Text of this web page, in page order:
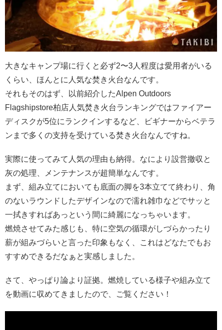
大きなキャンプ場に行くと必ず2〜3人程度は愛用者がいる
くらい、ほんとに人気な焚き火台なんです。
それもそのはず、以前紹介したAlpen Outdoors
Flagshipstore柏店人気焚き火台ランキングではファイアー
ディスクが5位にランクインするなど、ビギナーからベテラ
ンまで多くの支持を受けている焚き火台なんですね。
実際に使ってみて人気の理由も納得。なにより設営撤収と
灰の処理、メンテナンスが超簡単なんです。
まず、組み立てにおいても底面の脚を3本立てて終わり、角
のないラウンドしたデザインなので濡れ雑巾などでサッと
一拭きすればあっという間に綺麗になっちゃいます。
燃焼させてみた感じも、特に空気の循環がしづらかったり
薪が組みづらいと言った印象もなく、これはどなたでもお
すすめできるだなぁと実感しました。
さて、やっぱり論より証拠。燃焼している様子や組み立て
を動画に収めてきましたので、ご覧ください！